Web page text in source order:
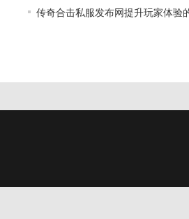
传奇合击私服发布网提升玩家体验